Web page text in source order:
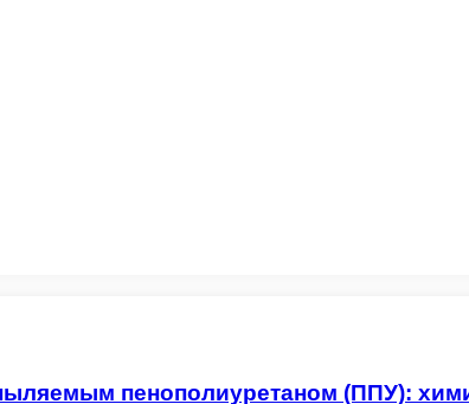
пенополиуретаном (ППУ):